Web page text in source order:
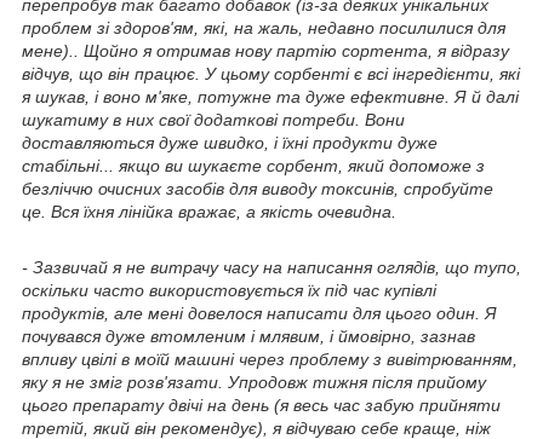
перепробув так багато добавок (із-за деяких унікальних
проблем зі здоров'ям, які, на жаль, недавно посилилися для
мене).. Щойно я отримав нову партію сортента, я відразу
відчув, що він працює. У цьому сорбенті є всі інгредієнти, які
я шукав, і воно м'яке, потужне та дуже ефективне. Я й далі
шукатиму в них свої додаткові потреби. Вони
доставляються дуже швидко, і їхні продукти дуже
стабільні... якщо ви шукаєте сорбент, який допоможе з
безліччю очисних засобів для виводу токсинів, спробуйте
це. Вся їхня лінійка вражає, а якість очевидна.
- Зазвичай я не витрачу часу на написання оглядів, що тупо,
оскільки часто використовується їх під час купівлі
продуктів, але мені довелося написати для цього один. Я
почувався дуже втомленим і млявим, і ймовірно, зазнав
впливу цвілі в моїй машині через проблему з вивітрюванням,
яку я не зміг розв'язати. Упродовж тижня після прийому
цього препарату двічі на день (я весь час забую прийняти
третій, який він рекомендує), я відчуваю себе краще, ніж